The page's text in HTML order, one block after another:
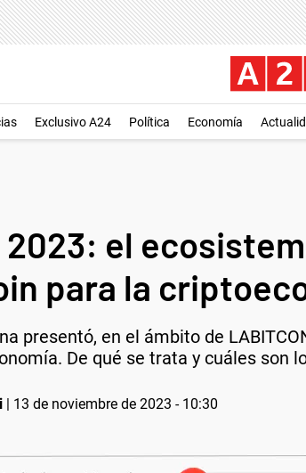
Exclusivo A24 Política Economía
2023: el
para la
presentó, en el ámbito de
De qué se trata y cuáles son
| 13 de noviembre de 2023 - 10:30